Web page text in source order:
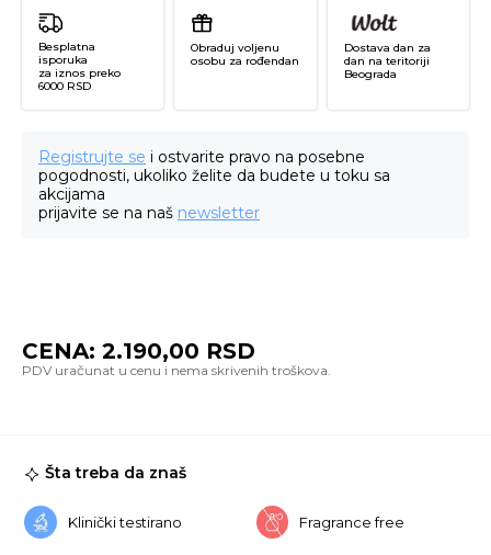
Besplatna
isporuka
za iznos preko
6000 RSD
Obraduj voljenu
osobu za rođendan
Dostava dan za
dan na teritoriji
Beograda
Registrujte se i ostvarite pravo na posebne
pogodnosti, ukoliko želite da budete u toku sa
akcijama
prijavite se na naš newsletter
CENA: 2.190,00 RSD
Šta treba da znaš
Klinički testirano Fragrance free